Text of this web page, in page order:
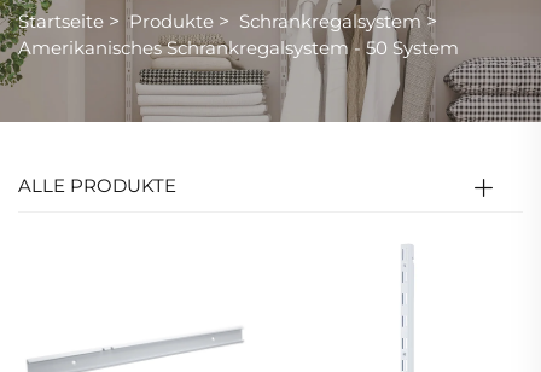
Startseite >Produkte > Schrankregalsystem>
Amerikanisches Schrankregalsystem - 50 System
ALLE PRODUKTE